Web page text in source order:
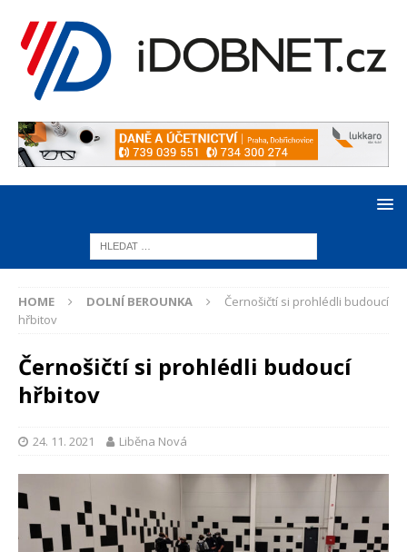
HOME DOLNÍ BEROUNKA
Černošičtí si prohlédli budoucí
hřbitov
Černošičtí si prohlédli budoucí
hřbitov
24. 11. 2021 Liběna Nová